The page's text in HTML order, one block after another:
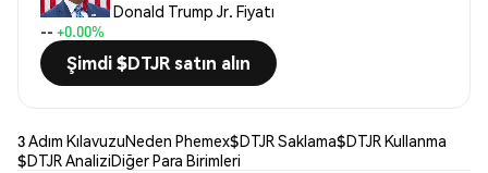
Donald Trump Jr. Fiyatı
-- +0.00%
Şimdi $DTJR satın alın
3 Adım KılavuzuNeden Phemex$DTJR Saklama$DTJR Kullanma
$DTJR AnaliziDiğer Para Birimleri